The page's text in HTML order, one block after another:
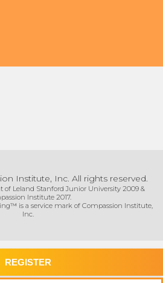
REGISTER
Institute, Inc. All rights reserved.
of Leland Stanford Junior University 2009 &
Institute 2017.
is a service mark of Compassion Institute,
Inc.